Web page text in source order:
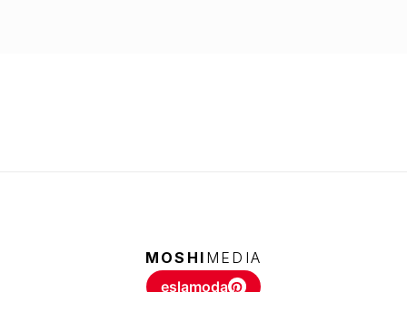
MOSHI MEDIA
eslamoda